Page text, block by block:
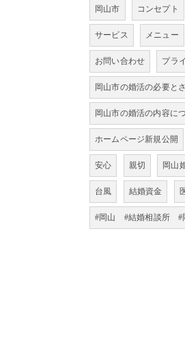
岡山市 コンセプト
サービス メニュー
お問い合わせ プラ
岡山市の婚活の必要と
岡山市の婚活の内容に
ホームページ新規公開
安心 親切 岡山
台風 結婚資金
#岡山 #結婚相談所 #